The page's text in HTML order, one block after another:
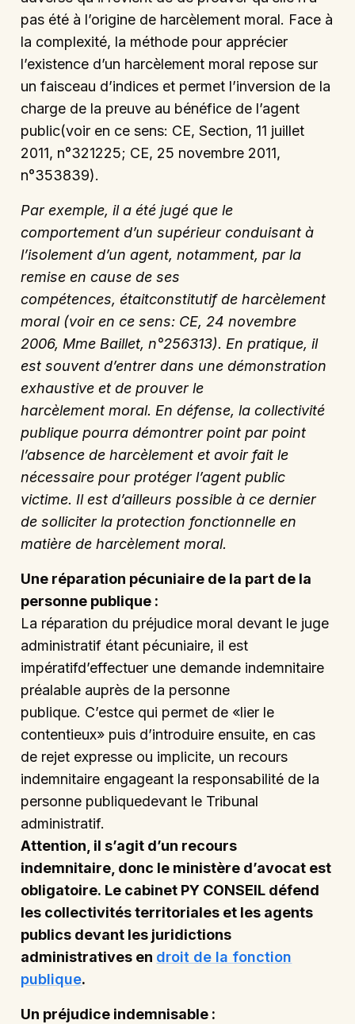
pas été à l’origine de harcèlement moral. Face à
la complexité, la méthode pour apprécier
l’existence d’un harcèlement moral repose sur
un faisceau d’indices et permet l’inversion de la
charge de la preuve au bénéfice de l’agent
public(voir en ce sens: CE, Section, 11 juillet
2011, n°321225; CE, 25 novembre 2011,
n°353839).
Par exemple, il a été jugé que le
comportement d’un supérieur conduisant à
l’isolement d’un agent, notamment, par la
remise en cause de ses
compétences, étaitconstitutif de harcèlement
moral (voir en ce sens: CE, 24 novembre
2006, Mme Baillet, n°256313). En pratique, il
est souvent d’entrer dans une démonstration
exhaustive et de prouver le
harcèlement moral. En défense, la collectivité
publique pourra démontrer point par point
l’absence de harcèlement et avoir fait le
nécessaire pour protéger l’agent public
victime. Il est d’ailleurs possible à ce dernier
de solliciter la protection fonctionnelle en
matière de harcèlement moral.
Une réparation pécuniaire de la part de la
personne publique :
La réparation du préjudice moral devant le juge
administratif étant pécuniaire, il est
impératifd’effectuer une demande indemnitaire
préalable auprès de la personne
publique. C’estce qui permet de «lier le
contentieux» puis d’introduire ensuite, en cas
de rejet expresse ou implicite, un recours
indemnitaire engageant la responsabilité de la
personne publiquedevant le Tribunal
administratif.
Attention, il s’agit d’un recours
indemnitaire, donc le ministère d’avocat est
obligatoire. Le cabinet PY CONSEIL défend
les collectivités territoriales et les agents
publics devant les juridictions
administratives en droit de la fonction
publique.
Un préjudice indemnisable :